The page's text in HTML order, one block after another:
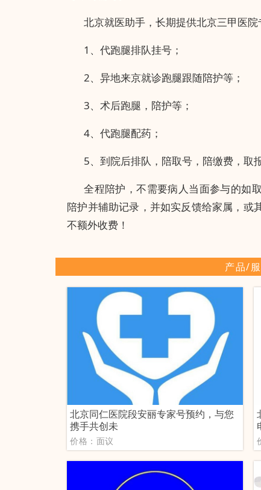
北京就医助手，长期提供北京三甲医
1、代跑腿排队挂号；
2、异地来京就诊跑腿跟随陪护等；
3、术后跑腿，陪护等；
4、代跑腿配药；
5、到院后排队，陪取号，陪缴费，取
全程陪护，不需要病人当面参与的如
陪护并辅助记录，并如实反馈给家属，或
不额外收费！
产品/
北京同仁医院段安丽专家号预约，与您
携手共创未
价格：面议